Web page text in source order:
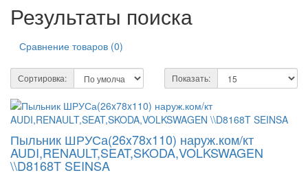
Результаты поиска
Сравнение товаров (0)
Сортировка: Показать:
Пыльник ШРУСа(26x78x110) наруж.ком/кт
AUDI,RENAULT,SEAT,SKODA,VOLKSWAGEN
\\D8168T SEINSA